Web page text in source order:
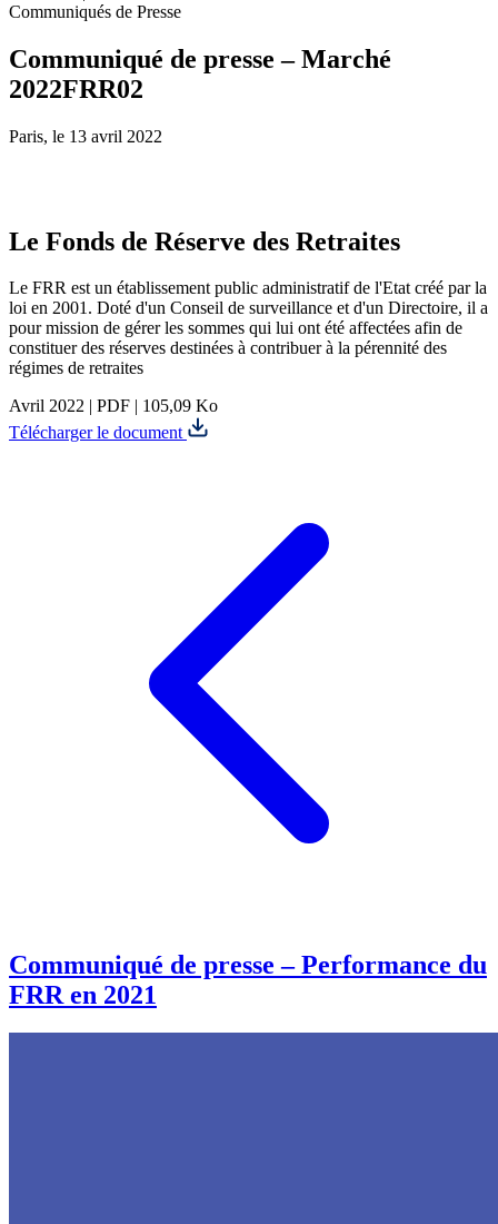
Communiqués de Presse
Communiqué de presse – Marché
2022FRR02
Paris, le 13 avril 2022
Le Fonds de Réserve des Retraites
Le FRR est un établissement public administratif de l'Etat créé par la
loi en 2001. Doté d'un Conseil de surveillance et d'un Directoire, il a
pour mission de gérer les sommes qui lui ont été affectées afin de
constituer des réserves destinées à contribuer à la pérennité des
régimes de retraites
Avril 2022 | PDF | 105,09 Ko
Télécharger le document
Communiqué de presse – Performance du
FRR en 2021